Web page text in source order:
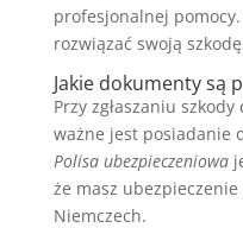
profesjonalnej
rozwiązać swoją
Jakie dokumenty są
Przy zgłaszaniu
ważne jest posiadanie
Polisa ubezpieczeniowa
że masz
Niemczech.